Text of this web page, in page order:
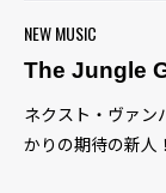
NEW MUSIC
The Jungle
ネクスト・ヴァン
かりの期待の新人！